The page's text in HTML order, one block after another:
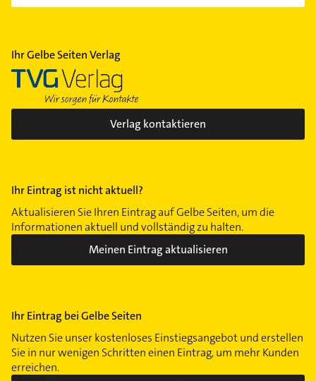
Ihr Gelbe Seiten Verlag
Verlag kontaktieren
Ihr Eintrag ist nicht aktuell?
Aktualisieren Sie Ihren Eintrag auf Gelbe Seiten, um die
Informationen aktuell und vollständig zu halten.
Meinen Eintrag aktualisieren
Ihr Eintrag bei Gelbe Seiten
Nutzen Sie unser kostenloses Einstiegsangebot und erstellen
Sie in nur wenigen Schritten einen Eintrag, um mehr Kunden
erreichen.